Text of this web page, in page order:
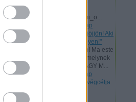
párhuzamosan:
www.garainyh.hu/evangeliumi_o...
- Vasárnap
[2024.03.17.] "Aki szomjazik, jöjjön! Aki
akarja, vegye az élet vizét ingyen!"
Kedves Látogatóim! Ma este
zárult az idei Aliansz imahét, melynek
főtémája ez volt: ELŐRE A NAGY M...
(2024.01.15. 11:35
- Vasárnap
[2024.01.14.] "Mert a törvény végcélja
megigazulására!"